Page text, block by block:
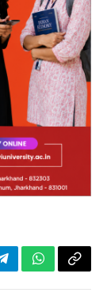
TelegramWhatsApp
Copy